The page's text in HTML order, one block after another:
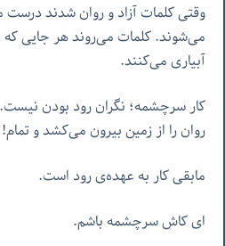
وقتی کلمات آزاد و روان شدند
می‌شوند. کلمات می‌روند هر جایی که
آبیاری می‌کنند.
کار سرچشمه؛ نگران رود بودن
روان را از زمین بیرون می‌کشد و تمام!
مابقی کار به عهده‌ی رود است.
ای کاش سرچشمه باشم.